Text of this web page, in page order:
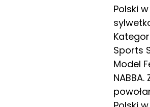
Polski
Sports
Model
NABBA.